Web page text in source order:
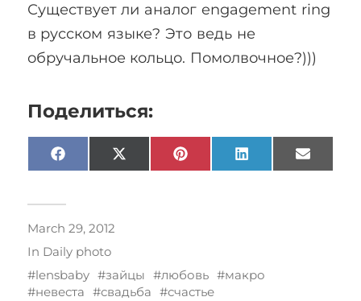
Существует ли аналог engagement ring
в русском языке? Это ведь не
обручальное кольцо. Помолвочное?)))
Поделиться:
Facebook X
(Twitter)
Pinterest LinkedIn Email
March 29, 2012
In Daily photo
lensbaby
зайцы любовь
макро
невеста
свадьба счастье